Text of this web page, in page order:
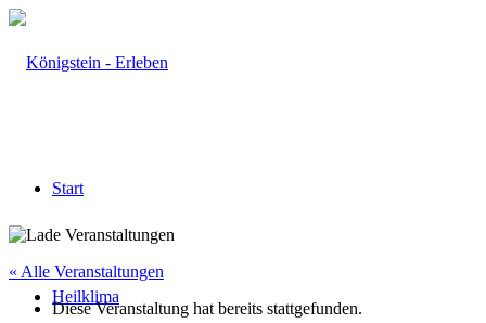
Start
Heilklima
« Alle Veranstaltungen
Diese Veranstaltung hat bereits stattgefunden.